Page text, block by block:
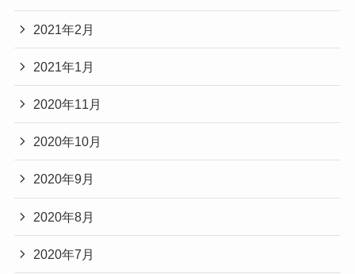
2021年2月
2021年1月
2020年11月
2020年10月
2020年9月
2020年8月
2020年7月